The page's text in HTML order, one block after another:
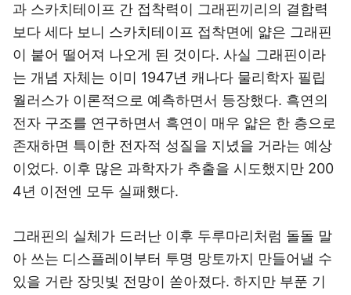
과 스카치테이프 간 접착력이 그래핀끼리의 결합력
보다 세다 보니 스카치테이프 접착면에 얇은 그래핀
이 붙어 떨어져 나오게 된 것이다. 사실 그래핀이라
는 개념 자체는 이미 1947년 캐나다 물리학자 필립
월러스가 이론적으로 예측하면서 등장했다. 흑연의
전자 구조를 연구하면서 흑연이 매우 얇은 한 층으로
존재하면 특이한 전자적 성질을 지녔을 거라는 예상
이었다. 이후 많은 과학자가 추출을 시도했지만 200
4년 이전엔 모두 실패했다.
그래핀의 실체가 드러난 이후 두루마리처럼 돌돌 말
아 쓰는 디스플레이부터 투명 망토까지 만들어낼 수
있을 거란 장밋빛 전망이 쏟아졌다. 하지만 부푼 기